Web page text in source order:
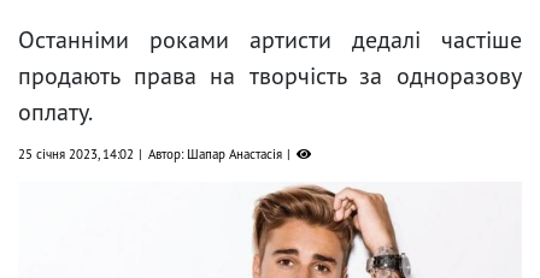
Останніми роками артисти дедалі частіше
продають права на творчість за одноразову
оплату.
25 січня 2023, 14:02 Автор: Шапар Анастасія